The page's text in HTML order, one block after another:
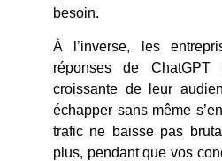
besoin.
À l’inverse, les
réponses de
croissante de leur
échapper sans même
trafic ne baisse pas
plus, pendant que vos